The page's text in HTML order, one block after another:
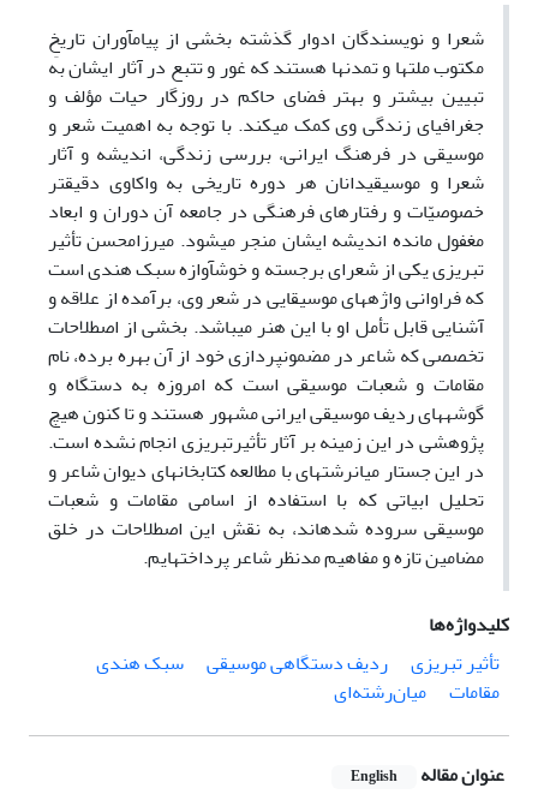
شعرا و نویسندگان ادوار گذشته بخشی از پیام­آوران تاریخِ
مکتوب ملت­ها و تمدن­ها هستند که غور و تتبع در آثار ایشان به
تبیین بیشتر و بهتر فضای حاکم در روزگار حیات مؤلف و
جغرافیای زندگی وی کمک می­کند. با توجه به اهمیت شعر و
موسیقی در فرهنگ ایرانی، بررسی زندگی، اندیشه و آثار
شعرا و موسیقی­دانان هر دوره تاریخی به واکاوی دقیق­تر
خصوصیّات و رفتارهای فرهنگی در جامعه آن دوران و ابعاد
مغفول مانده اندیشه ایشان منجر می­شود. میرزامحسن تأثیر
تبریزی یکی از شعرای برجسته و خوش­آوازه سبک هندی است
که فراوانی واژه­های موسیقایی در شعر وی، برآمده از علاقه و
آشنایی قابل تأمل او با این هنر می­باشد. بخشی از اصطلاحات
تخصصی که شاعر در مضمون­پردازی خود از آن بهره برده، نام
مقامات و شعبات موسیقی است که امروزه به دستگاه­ و
گوشه­های ردیف موسیقی ایرانی مشهور هستند و تا کنون هیچ
پژوهشی در این زمینه بر آثار تأثیرتبریزی انجام نشده است.
در این جستار میان­رشته­ای با مطالعه کتابخانه­ای دیوان شاعر و
تحلیل ابیاتی که با استفاده از اسامی مقامات و شعبات
موسیقی سروده شده­اند، به نقش این اصطلاحات در خلق
مضامین تازه و مفاهیم مدنظر شاعر پرداخته­ایم.
کلیدواژه‌ها
تأثیر تبریزی
ردیف دستگاهی موسیقی
سبک هندی
مقامات
میان‌رشته‌ای
عنوان مقاله English